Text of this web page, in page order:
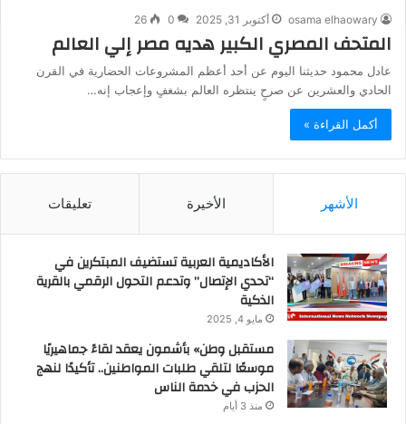
osama elhaowary أكتوبر 31, 2025 0
26
المتحف المصري الكبير هديه مصر إلي العالم
عادل محمود حديثنا اليوم عن أحد أعظم المشروعات الحضارية في القرن
الحادي والعشرين عن صرحٍ ينتظره العالم بشغفٍ وإعجاب إنه…
أكمل القراءة »
الأشهر الأخيرة تعليقات
الأكاديمية العربية تستضيف المبتكرين في
“تحدي الإتصال” وتدعم التحول الرقمي بالقرية
الذكية
مايو 4, 2025
مستقبل وطن» بأشمون يعقد لقاءً جماهيريًا
موسعًا لتلقي طلبات المواطنين.. تأكيدًا لنهج
الحزب في خدمة الناس
منذ 3 أيام